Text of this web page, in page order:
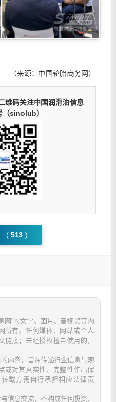
（来源：中国轮胎商务网）
维码关注中国润滑油信息
（sinolub）
( 513 )
网”的文字、图片、音视频等内
所有。任何媒体、网站或个人
接；未经授权擅自使用的，
内容，旨在传递行业信息与观
或对其真实性、完整性作出保
载方需自行承担相应法律责
信息交流，不构成任何投资、